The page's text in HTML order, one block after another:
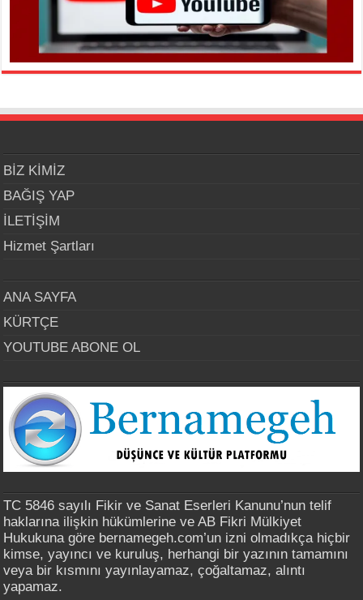
BİZ KİMİZ
BAĞIŞ YAP
İLETİŞİM
Hizmet Şartları
ANA SAYFA
KÜRTÇE
YOUTUBE ABONE OL
TC 5846 sayılı Fikir ve Sanat Eserleri Kanunu’nun telif
haklarına ilişkin hükümlerine ve AB Fikri Mülkiyet
Hukukuna göre bernamegeh.com’un izni olmadıkça hiçbir
kimse, yayıncı ve kuruluş, herhangi bir yazının tamamını
veya bir kısmını yayınlayamaz, çoğaltamaz, alıntı
yapamaz.